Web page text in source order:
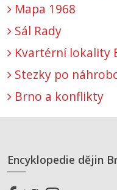
Mapa 1968
Sál Rady
Kvartérní lokality
Stezky po
Brno a konflikty
Encyklopedie dějin